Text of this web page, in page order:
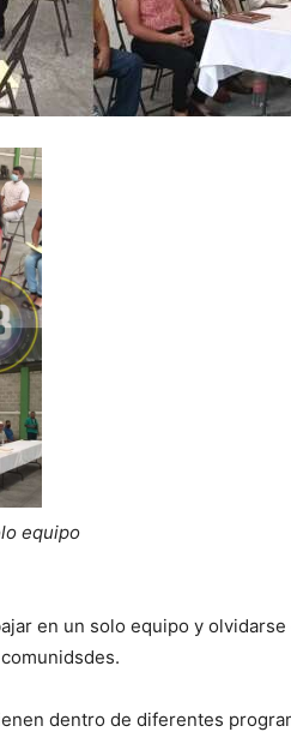
equipo
en un solo equipo y
dentro de diferentes